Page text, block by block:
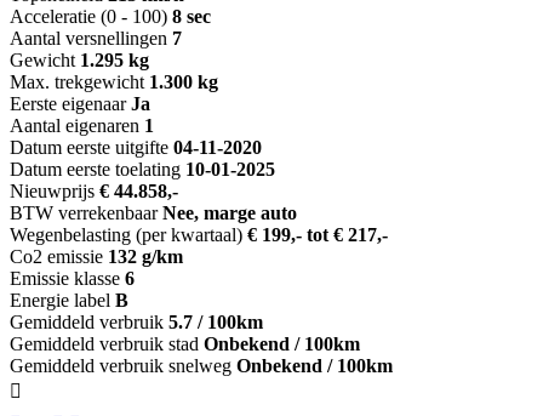
Acceleratie (0 - 100) 8 sec
Aantal versnellingen 7
Gewicht 1.295 kg
Max. trekgewicht 1.300 kg
Eerste eigenaar Ja
Aantal eigenaren 1
Datum eerste uitgifte 04-11-2020
Datum eerste toelating 10-01-2025
Nieuwprijs € 44.858,-
BTW verrekenbaar Nee, marge auto
Wegenbelasting (per kwartaal) € 199,- tot € 217,-
Co2 emissie 132 g/km
Emissie klasse 6
Energie label B
Gemiddeld verbruik 5.7 / 100km
Gemiddeld verbruik stad Onbekend / 100km
Gemiddeld verbruik snelweg Onbekend / 100km